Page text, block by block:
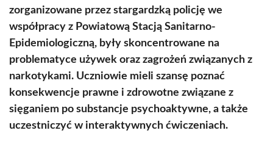
zorganizowane przez stargardzką policję we
współpracy z Powiatową Stacją Sanitarno-
Epidemiologiczną, były skoncentrowane na
problematyce używek oraz zagrożeń związanych z
narkotykami. Uczniowie mieli szansę poznać
konsekwencje prawne i zdrowotne związane z
sięganiem po substancje psychoaktywne, a także
uczestniczyć w interaktywnych ćwiczeniach.